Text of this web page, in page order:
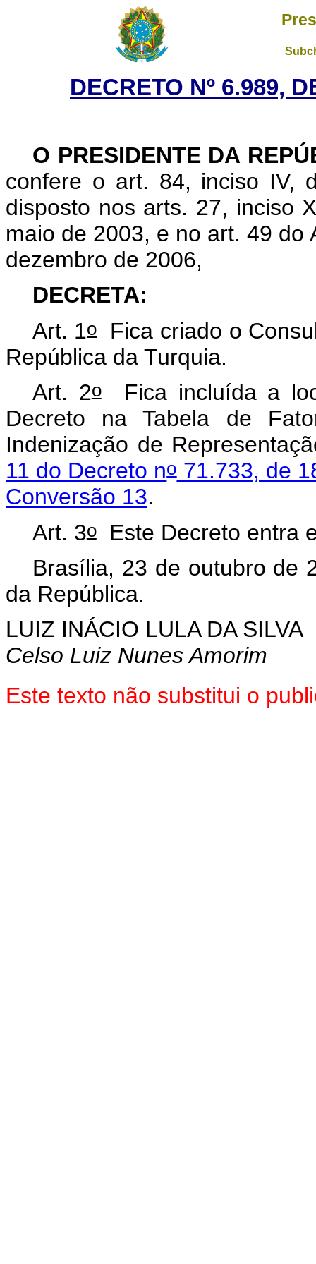
DECRETO Nº 6.989,
O PRESIDENTE DA
confere o art. 84, inciso IV,
disposto nos arts. 27, inciso
maio de 2003, e no art. 49 do
dezembro de 2006,
DECRETA:
Art. 1oFica criado o
República da Turquia.
Art. 2oFica incluída a
Decreto na Tabela de
Indenização de
11 do Decreto no71.733, de
Conversão 13.
Art. 3oEste Decreto entra
Brasília, 23 de outubro de
da República.
LUIZ INÁCIO LULA DA SILVA
Celso Luiz Nunes Amorim
Este texto não substitui o